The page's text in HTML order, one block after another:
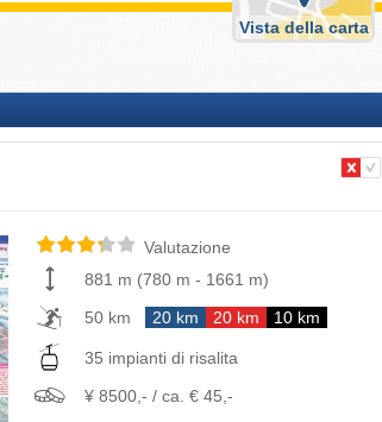
Vista della carta
Valutazione
881 m (780 m - 1661 m)
50 km
20 km 20 km 10 km
35 impianti di risalita
¥ 8500,- / ca. € 45,-